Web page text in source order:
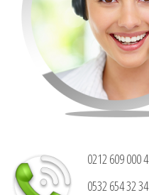
0212 609 000 4
0532 654 32 34